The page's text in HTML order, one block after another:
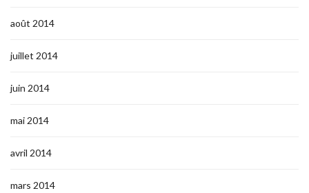
août 2014
juillet 2014
juin 2014
mai 2014
avril 2014
mars 2014